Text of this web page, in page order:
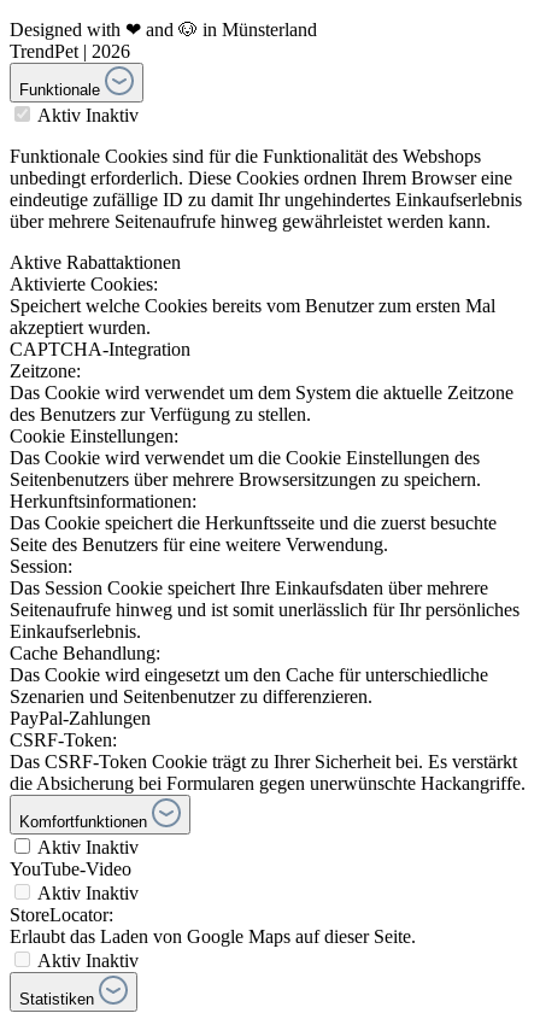
Designed with ❤ and 🐶 in Münsterland
TrendPet | 2026
Funktionale
Aktiv Inaktiv
Funktionale Cookies sind für die Funktionalität des Webshops
unbedingt erforderlich. Diese Cookies ordnen Ihrem Browser eine
eindeutige zufällige ID zu damit Ihr ungehindertes Einkaufserlebnis
über mehrere Seitenaufrufe hinweg gewährleistet werden kann.
Aktive Rabattaktionen
Aktivierte Cookies:
Speichert welche Cookies bereits vom Benutzer zum ersten Mal
akzeptiert wurden.
CAPTCHA-Integration
Zeitzone:
Das Cookie wird verwendet um dem System die aktuelle Zeitzone
des Benutzers zur Verfügung zu stellen.
Cookie Einstellungen:
Das Cookie wird verwendet um die Cookie Einstellungen des
Seitenbenutzers über mehrere Browsersitzungen zu speichern.
Herkunftsinformationen:
Das Cookie speichert die Herkunftsseite und die zuerst besuchte
Seite des Benutzers für eine weitere Verwendung.
Session:
Das Session Cookie speichert Ihre Einkaufsdaten über mehrere
Seitenaufrufe hinweg und ist somit unerlässlich für Ihr persönliches
Einkaufserlebnis.
Cache Behandlung:
Das Cookie wird eingesetzt um den Cache für unterschiedliche
Szenarien und Seitenbenutzer zu differenzieren.
PayPal-Zahlungen
CSRF-Token:
Das CSRF-Token Cookie trägt zu Ihrer Sicherheit bei. Es verstärkt
die Absicherung bei Formularen gegen unerwünschte Hackangriffe.
Komfortfunktionen
Aktiv Inaktiv
YouTube-Video
Aktiv Inaktiv
StoreLocator:
Erlaubt das Laden von Google Maps auf dieser Seite.
Aktiv Inaktiv
Statistiken